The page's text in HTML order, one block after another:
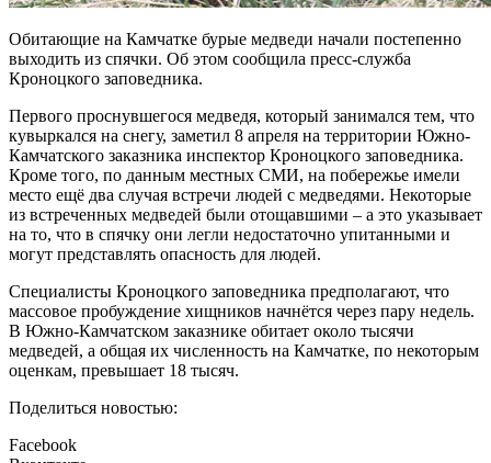
Обитающие на Камчатке бурые медведи начали постепенно
выходить из спячки. Об этом сообщила пресс-служба
Кроноцкого заповедника.
Первого проснувшегося медведя, который занимался тем, что
кувыркался на снегу, заметил 8 апреля на территории Южно-
Камчатского заказника инспектор Кроноцкого заповедника.
Кроме того, по данным местных СМИ, на побережье имели
место ещё два случая встречи людей с медведями. Некоторые
из встреченных медведей были отощавшими – а это указывает
на то, что в спячку они легли недостаточно упитанными и
могут представлять опасность для людей.
Специалисты Кроноцкого заповедника предполагают, что
массовое пробуждение хищников начнётся через пару недель.
В Южно-Камчатском заказнике обитает около тысячи
медведей, а общая их численность на Камчатке, по некоторым
оценкам, превышает 18 тысяч.
Поделиться новостью:
Facebook